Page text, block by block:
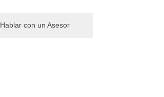
Hablar con un Asesor